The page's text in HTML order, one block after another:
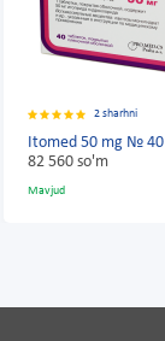
2 sharhni
Itomed 50 mg № 40
82 560 so'm
Mavjud